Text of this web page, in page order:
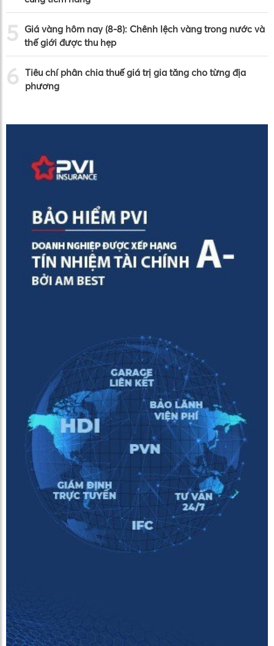
5
Giá vàng hôm nay (8-8): Chênh lệch vàng trong nước và
thế giới được thu hẹp
6 Tiêu chí phân chia thuế giá trị gia tăng cho từng địa
phương